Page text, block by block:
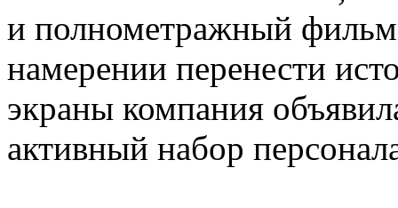
и полнометражный
намерении перенести
экраны компания
активный набор